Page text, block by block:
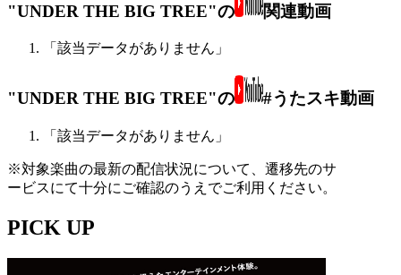
"UNDER THE BIG TREE"の 関連動画
「該当データがありません」
"UNDER THE BIG TREE"の #うたスキ動画
「該当データがありません」
※対象楽曲の最新の配信状況について、遷移先のサ
ービスにて十分にご確認のうえでご利用ください。
PICK UP